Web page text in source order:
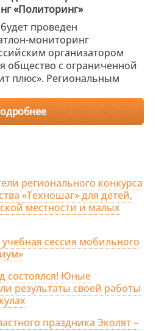
«Политоринг»
проведен
мониторинг
организатором
общество с ограниченной
плюс». Региональным
регионального конкурса
«Техношаг» для детей,
местности и малых
сессия мобильного
состоялся! Юные
результаты своей работы
праздника Эколят –